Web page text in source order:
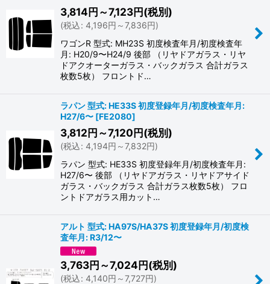
3,814円～7,123円(税別)
(税込: 4,196円 ～7,836円)
ワゴンR 型式: MH23S 初度検査年月/初度検査年
月: H20/9〜H24/9 後部 （リヤドアガラス・リヤ
ドアクオーターガラス・バックガラス 合計ガラス
枚数5枚） フロントド…
ラパン 型式: HE33S 初度登録年月/初度検査年月:
H27/6〜 [FE2080]
3,812円～7,120円(税別)
(税込: 4,194円 ～7,832円)
ラパン 型式: HE33S 初度登録年月/初度検査年月:
H27/6〜 後部 （リヤドアガラス・リヤドアサイド
ガラス・バックガラス 合計ガラス枚数5枚） フロ
ントドアガラス用カット…
アルト 型式: HA97S/HA37S 初度登録年月/初度検
査年月: R3/12〜
3,763円～7,024円(税別)
(税込: 4,140円 ～7,727円)